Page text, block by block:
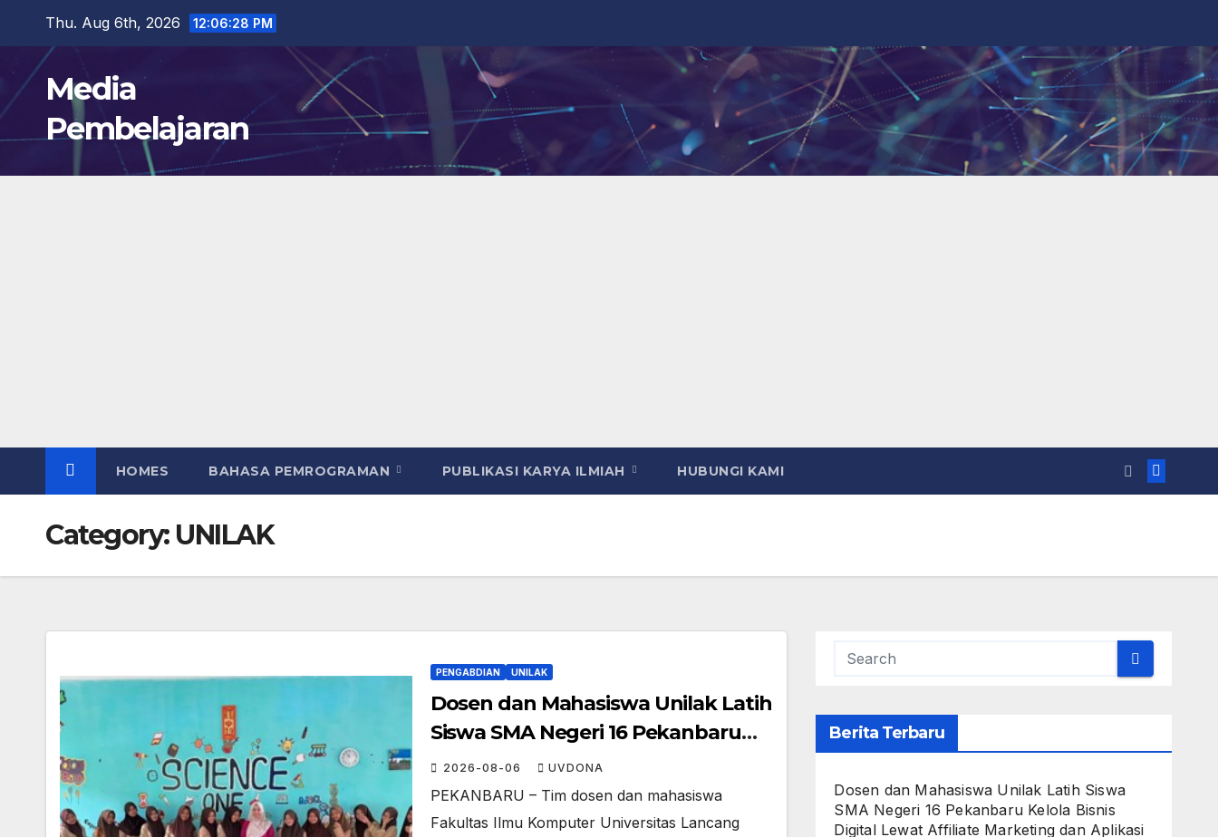
content
Thu. Aug 6th, 2026 12:06:29 PM
Media
Pembelajaran
HOMES BAHASA PEMROGRAMAN PUBLIKASI KARYA ILMIAH HUBUNGI KAMI
Category: UNILAK
PENGABDIAN UNILAK
Dosen dan Mahasiswa Unilak Latih
Siswa SMA Negeri 16 Pekanbaru
Kelola Bisnis Digital Lewat Affiliate
Marketing dan Aplikasi MOVA
2026-08-06 UVDONA
PEKANBARU – Tim dosen dan mahasiswa
Fakultas Ilmu Komputer Universitas Lancang
Berita Terbaru
Dosen dan Mahasiswa Unilak Latih Siswa
SMA Negeri 16 Pekanbaru Kelola Bisnis
Digital Lewat Affiliate Marketing dan Aplikasi